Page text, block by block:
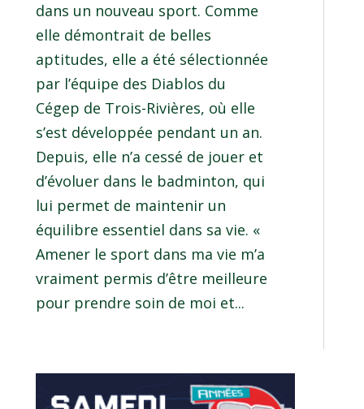
dans un nouveau sport. Comme
elle démontrait de belles
aptitudes, elle a été sélectionnée
par l’équipe des Diablos du
Cégep de Trois-Rivières, où elle
s’est développée pendant un an.
Depuis, elle n’a cessé de jouer et
d’évoluer dans le badminton, qui
lui permet de maintenir un
équilibre essentiel dans sa vie. «
Amener le sport dans ma vie m’a
vraiment permis d’être meilleure
pour prendre soin de moi et...